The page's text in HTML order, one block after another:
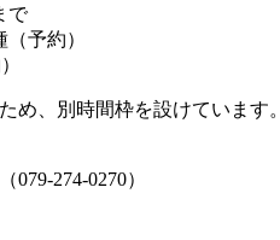
で
予約）
め、別時間枠を設けています。
079-274-0270）